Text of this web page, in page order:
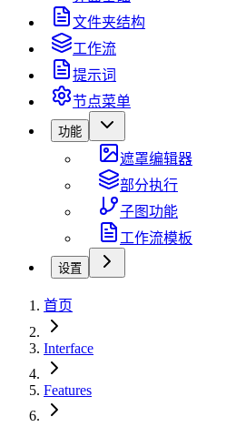
文件夹结构
工作流
提示词
节点菜单
功能
遮罩编辑器
部分执行
子图功能
工作流模板
设置
首页
Interface
Features